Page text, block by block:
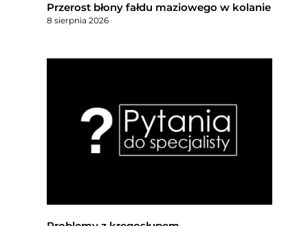
Przerost błony fałdu maziowego w kolanie
8 sierpnia 2026